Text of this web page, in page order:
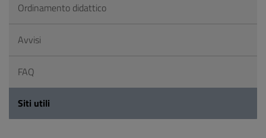
Ordinamento didattico
Avvisi
FAQ
Siti utili